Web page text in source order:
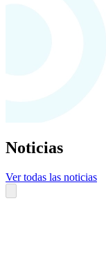
Noticias
Ver todas las noticias